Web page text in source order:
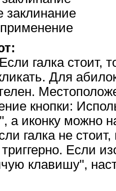
заклинание
галка стоит,
Для
кнопки:
а иконку можно
галка не
Если
клавишу",